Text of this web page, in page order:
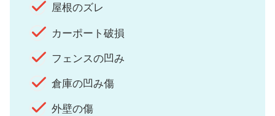
屋根のズレ
カーポート破損
フェンスの凹み
倉庫の凹み傷
外壁の傷